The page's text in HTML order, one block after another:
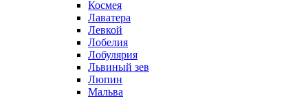
Космея
Лаватера
Левкой
Лобелия
Лобулярия
Львиный зев
Люпин
Мальва